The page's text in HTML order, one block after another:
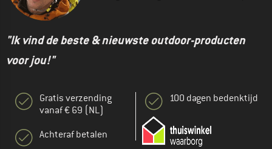
"Ik vind de beste & nieuwste outdoor-producten
voor jou!"
Gratis verzending
vanaf € 69 (NL)
Achteraf betalen
100 dagen bedenktijd